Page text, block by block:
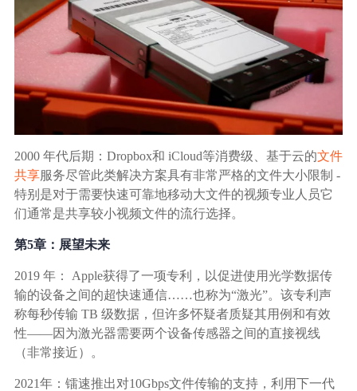
2000 年代后期：Dropbox和 iCloud等消费级、基于云的文件
共享服务尽管此类解决方案具有非常严格的文件大小限制 -
特别是对于需要快速可靠地移动大文件的视频专业人员它
们通常是共享较小视频文件的流行选择。
第5章：展望未来
2019 年： Apple获得了一项专利，以促进使用光学数据传
输的设备之间的超快速通信……也称为“激光”。该专利声
称每秒传输 TB 级数据，但许多怀疑者质疑其用例和有效
性——因为激光器需要两个设备传感器之间的直接视线
（非常接近）。
2021年：镭速推出对10Gbps文件传输的支持，利用下一代